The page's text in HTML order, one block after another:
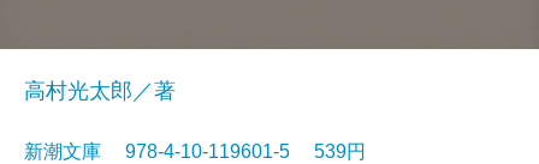
高村光太郎／著
新潮文庫 978-4-10-119601-5 539円